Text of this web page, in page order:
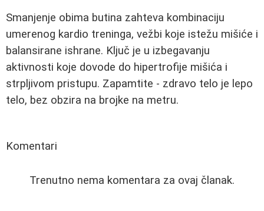
Smanjenje obima butina zahteva kombinaciju
umerenog kardio treninga, vežbi koje istežu mišiće i
balansirane ishrane. Ključ je u izbegavanju
aktivnosti koje dovode do hipertrofije mišića i
strpljivom pristupu. Zapamtite - zdravo telo je lepo
telo, bez obzira na brojke na metru.
Komentari
Trenutno nema komentara za ovaj članak.